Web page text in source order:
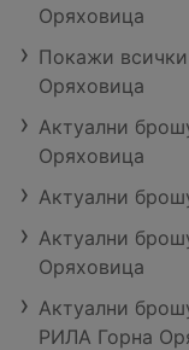
Оряховица
Покажи
Оряховица
Актуални
Оряховица
Актуални
Актуални
Оряховица
Актуални
РИЛА Горна